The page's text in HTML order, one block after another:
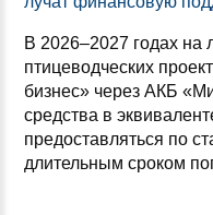
В 2026–2027 годах на
птицеводческих
бизнес» через АКБ
средства в
предоставляться по
длительным сроком